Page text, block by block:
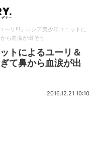
ユーリ!!!」ロシア美少年ユニットに
ら血涙が出そう
トによるユーリ＆
て鼻から血涙が出
2016.12.21 10:10